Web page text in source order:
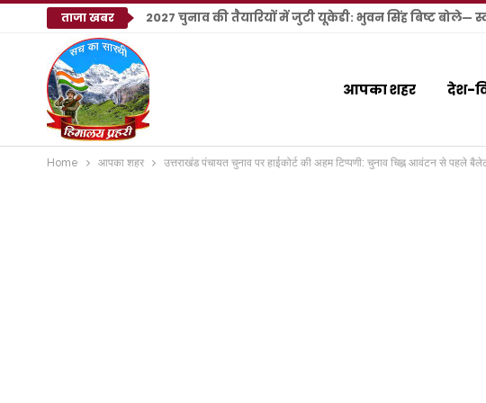
ताजा खबर 2027 चुनाव की तैयारियों में जुटी यूकेडी: भुवन सिंह बिष्ट बोले—
आपका शहर देश-
Home आपका शहर उत्तराखंड पंचायत चुनाव पर हाईकोर्ट की अहम टिप्पणी: चुनाव चिह्न आवंटन से पहले